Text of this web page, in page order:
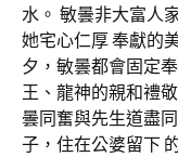
水。 敏曇非大富人
她宅心仁厚 奉獻的
夕，敏曇都會固定
王、龍神的親和禮
曇同奮與先生道盡
子，住在公婆留下